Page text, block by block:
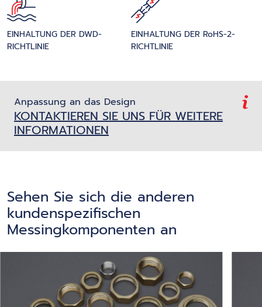
EINHALTUNG DER DWD-
RICHTLINIE
EINHALTUNG DER RoHS-2-
RICHTLINIE
Anpassung an das Design
KONTAKTIEREN SIE UNS FÜR WEITERE
INFORMATIONEN
Sehen Sie sich die anderen
kundenspezifischen
Messingkomponenten an